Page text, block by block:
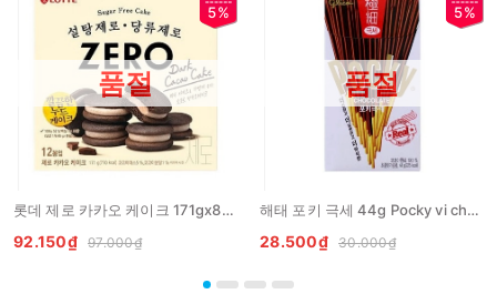
5%
품절
롯데 제로 카카오 케이크 171gx8개 LOTTE Banh zero cacao
92.150₫ 97.000₫
5%
품절
해태 포키 극세 44g Pocky vi chocolate
28.500₫ 30.000₫